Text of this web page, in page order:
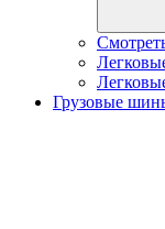
Грузовые